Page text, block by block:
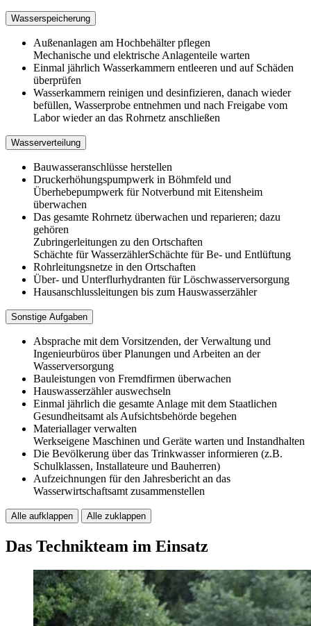
Wasserspeicherung
Außenanlagen am Hochbehälter pflegen
Mechanische und elektrische Anlagenteile warten
Einmal jährlich Wasserkammern entleeren und auf Schäden
überprüfen
Wasserkammern reinigen und desinfizieren, danach wieder
befüllen, Wasserprobe entnehmen und nach Freigabe vom
Labor wieder an das Rohrnetz anschließen
Wasserverteilung
Bauwasseranschlüsse herstellen
Druckerhöhungspumpwerk in Böhmfeld und
Überhebepumpwerk für Notverbund mit Eitensheim
überwachen
Das gesamte Rohrnetz überwachen und reparieren; dazu
gehören
Zubringerleitungen zu den Ortschaften
Schächte für WasserzählerSchächte für Be- und Entlüftung
Rohrleitungsnetze in den Ortschaften
Über- und Unterflurhydranten für Löschwasserversorgung
Hausanschlussleitungen bis zum Hauswasserzähler
Sonstige Aufgaben
Absprache mit dem Vorsitzenden, der Verwaltung und
Ingenieurbüros über Planungen und Arbeiten an der
Wasserversorgung
Bauleistungen von Fremdfirmen überwachen
Hauswasserzähler auswechseln
Einmal jährlich die gesamte Anlage mit dem Staatlichen
Gesundheitsamt als Aufsichtsbehörde begehen
Materiallager verwalten
Werkseigene Maschinen und Geräte warten und Instandhalten
Die Bevölkerung über das Trinkwasser informieren (z.B.
Schulklassen, Installateure und Bauherren)
Aufzeichnungen für den Jahresbericht an das
Wasserwirtschaftsamt zusammenstellen
Alle aufklappen Alle zuklappen
Das Technikteam im Einsatz